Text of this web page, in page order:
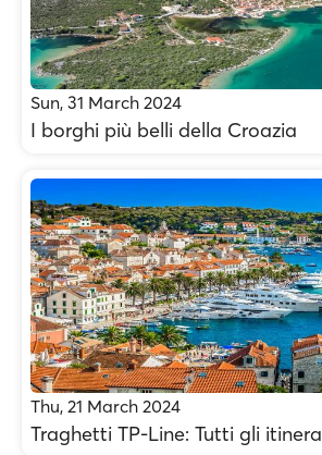
Sun, 31 March 2024
I borghi più belli della Croazia
Thu, 21 March 2024
Traghetti TP-Line: Tutti gli